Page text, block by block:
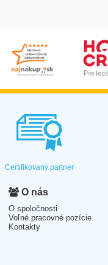
Certifikovaný partner
O nás
O spoločnosti
Voľné pracovné pozície
Kontakty